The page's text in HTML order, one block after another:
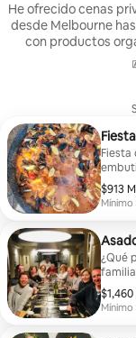
He ofrecido cenas
desde Melbourne
con productos
Fiesta
Meno Paella clásica de mariscos o Pollo y chorizo -
$913
$913
Mínimo
¿Qué
familia? Antipasti Brie al horno - Albahaca
balsámico Prosciutto - fresas
brioche
$1,460
Mínimo